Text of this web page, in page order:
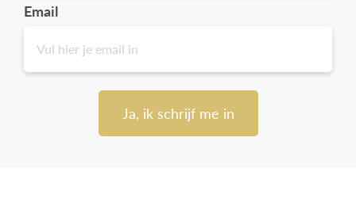
Email
Ja, ik schrijf me in